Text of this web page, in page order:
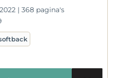
2022 | 368 pagina's